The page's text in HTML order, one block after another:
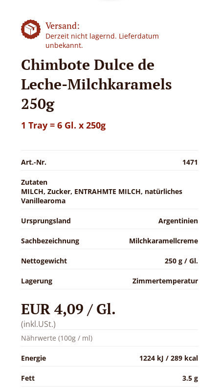
Versand:
Derzeit nicht lagernd. Lieferdatum
unbekannt.
Chimbote Dulce de
Leche-Milchkaramels
250g
1 Tray = 6 Gl. x 250g
Art.-Nr. 1471
Zutaten
MILCH, Zucker, ENTRAHMTE MILCH, natürliches
Vanillearoma
Ursprungsland Argentinien
Sachbezeichnung Milchkaramellcreme
Nettogewicht 250 g / Gl.
Lagerung Zimmertemperatur
EUR 4,09 / Gl.
(inkl.USt.)
Nährwerte (100g / ml)
Energie 1224 kJ / 289 kcal
Fett 3.5 g